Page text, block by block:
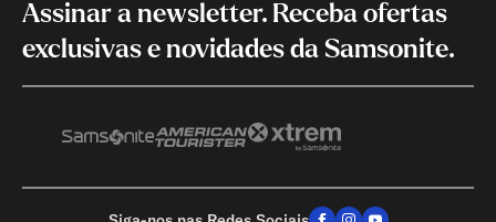
Assinar a newsletter. Receba ofertas
exclusivas e novidades da Samsonite.